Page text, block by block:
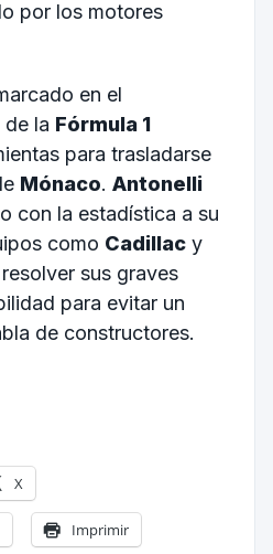
por los motores
en el
la Fórmula 1
para trasladarse
Mónaco. Antonelli
con la estadística a su
como Cadillacy
sus graves
para evitar un
de constructores.
X
Imprimir